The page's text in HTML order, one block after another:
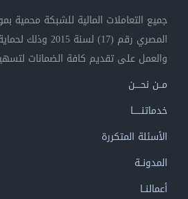
جميع التعاملات المالية للشبكة محمية
المصري رقم (17)
والعمل على تقديم كافة الضمانات
مــن نحــــن
خدماتنــــــا
الأسئلة المتكررة
المدونــة
أعمالنــا